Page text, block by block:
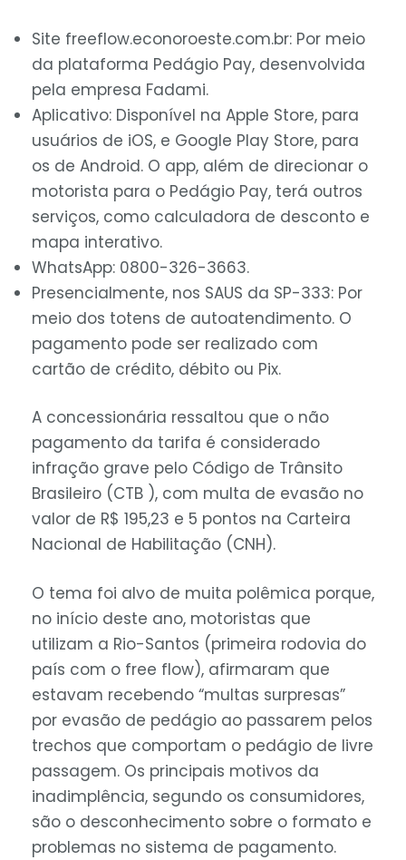
Site freeflow.econoroeste.com.br: Por meio
da plataforma Pedágio Pay, desenvolvida
pela empresa Fadami.
Aplicativo: Disponível na Apple Store, para
usuários de iOS, e Google Play Store, para
os de Android. O app, além de direcionar o
motorista para o Pedágio Pay, terá outros
serviços, como calculadora de desconto e
mapa interativo.
WhatsApp: 0800-326-3663.
Presencialmente, nos SAUS da SP-333: Por
meio dos totens de autoatendimento. O
pagamento pode ser realizado com
cartão de crédito, débito ou Pix.
A concessionária ressaltou que o não
pagamento da tarifa é considerado
infração grave pelo Código de Trânsito
Brasileiro (CTB ), com multa de evasão no
valor de R$ 195,23 e 5 pontos na Carteira
Nacional de Habilitação (CNH).
O tema foi alvo de muita polêmica porque,
no início deste ano, motoristas que
utilizam a Rio-Santos (primeira rodovia do
país com o free flow), afirmaram que
estavam recebendo “multas surpresas”
por evasão de pedágio ao passarem pelos
trechos que comportam o pedágio de livre
passagem. Os principais motivos da
inadimplência, segundo os consumidores,
são o desconhecimento sobre o formato e
problemas no sistema de pagamento.